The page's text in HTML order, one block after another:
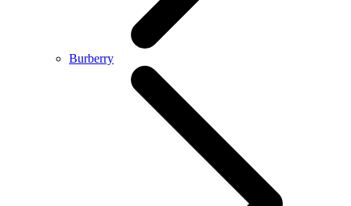
Burberry